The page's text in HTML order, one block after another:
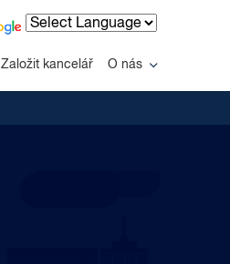
Založit kancelář O nás